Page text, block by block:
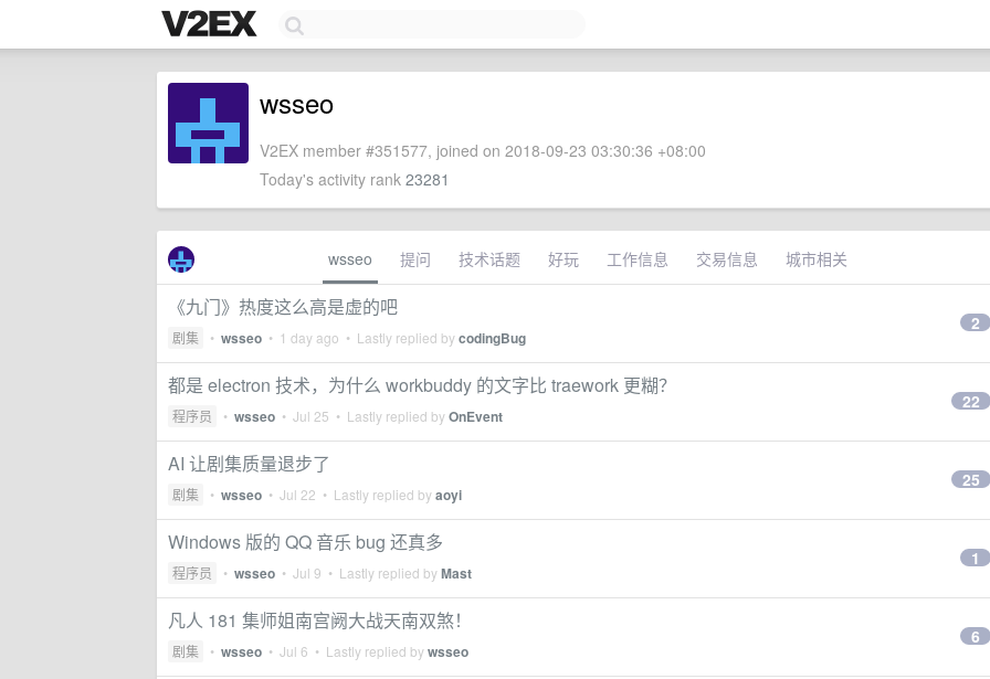
wsseo
V2EX member #351577, joined on 2018-09-23 03:30:36 +08:00
Today's activity rank 23281
wsseo 提问 技术话题 好玩 工作信息 交易信息 城市相关
《九门》热度这么高是虚的吧
剧集 • wsseo • 1 day ago • Lastly replied bycodingBug
2
都是 electron 技术，为什么 workbuddy 的文字比 traework 更糊？
程序员 • wsseo • Jul 25 • Lastly replied byOnEvent
22
AI 让剧集质量退步了
剧集 • wsseo • Jul 22 • Lastly replied byaoyi
25
Windows 版的 QQ 音乐 bug 还真多
程序员 • wsseo • Jul 9 • Lastly replied byMast
1
凡人 181 集师姐南宫阙大战天南双煞！
剧集 • wsseo • Jul 6 • Lastly replied bywsseo
6